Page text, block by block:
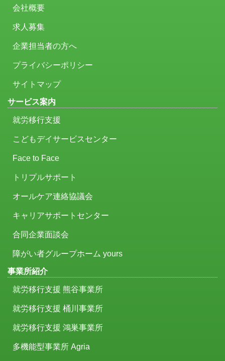
会社概要
求人募集
企業担当者の方へ
プライバシーポリシー
サイトマップ
サービス案内
就労移行支援
こどもデイサービスセンター
Face to Face
トリプルサポート
オールケア連絡協議会
キャリアサポートセンター
合同企業面談会
障がい者グループホーム yours
事業所紹介
就労移行支援 熊谷事業所
就労移行支援 桶川事業所
就労移行支援 鴻巣事業所
多機能型事業所 Agria